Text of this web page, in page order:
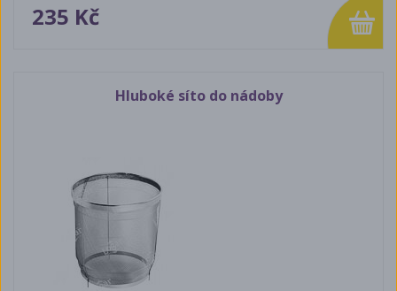
235 Kč
Hluboké síto do nádoby